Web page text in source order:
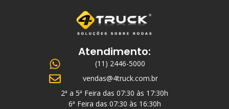
Atendimento:
(11) 2446-5000
vendas@4truck.com.br
2ª a 5ª Feira das 07:30 às 17:30h
6ª Feira das 07:30 às 16:30h